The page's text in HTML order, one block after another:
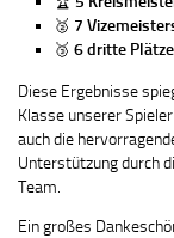
🥈 7
🥉 6 dritte Plätze
Diese Ergebnisse
Klasse unserer
auch die
Unterstützung durch
Team.
Ein großes